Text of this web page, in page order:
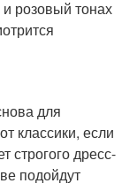
розовый тонах
для
классики, если
строгого дресс-
подойдут